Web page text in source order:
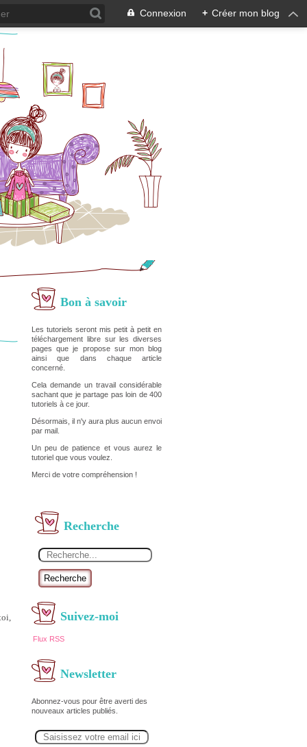
Connexion + Créer mon blog
Bon à savoir
Les tutoriels seront mis petit à petit en
téléchargement libre sur les diverses
pages que je propose sur mon blog
ainsi que dans chaque article
concerné.
Cela demande un travail considérable
sachant que je partage pas loin de 400
tutoriels à ce jour.
Désormais, il n'y aura plus aucun envoi
par mail.
Un peu de patience et vous aurez le
tutoriel que vous voulez.
Merci de votre compréhension !
Recherche
Recherche
Suivez-moi
Flux RSS
Newsletter
Abonnez-vous pour être averti des
nouveaux articles publiés.
m